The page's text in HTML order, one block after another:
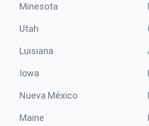
Minesota
Utah
Luisiana
Iowa
Nueva México
Maine